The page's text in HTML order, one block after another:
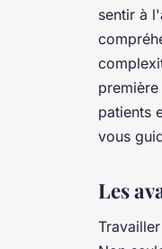
sentir à
patients
vous
Les